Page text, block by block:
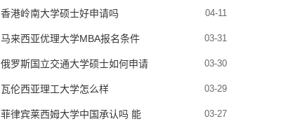
香港岭南大学硕士好申请吗 04-11
马来西亚优理大学MBA报名条件 03-31
俄罗斯国立交通大学硕士如何申请 03-30
瓦伦西亚理工大学怎么样 03-29
菲律宾莱西姆大学中国承认吗 能 03-27